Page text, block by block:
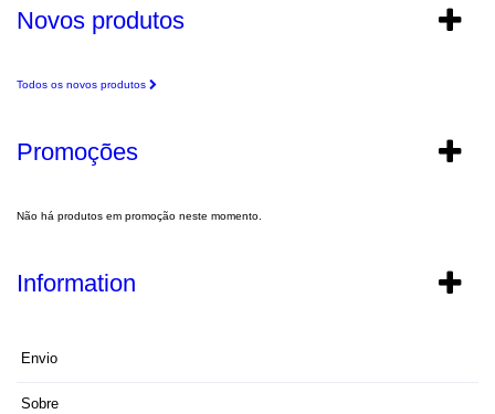
Novos produtos
Todos os novos produtos
Promoções
Não há produtos em promoção neste momento.
Information
Envio
Sobre